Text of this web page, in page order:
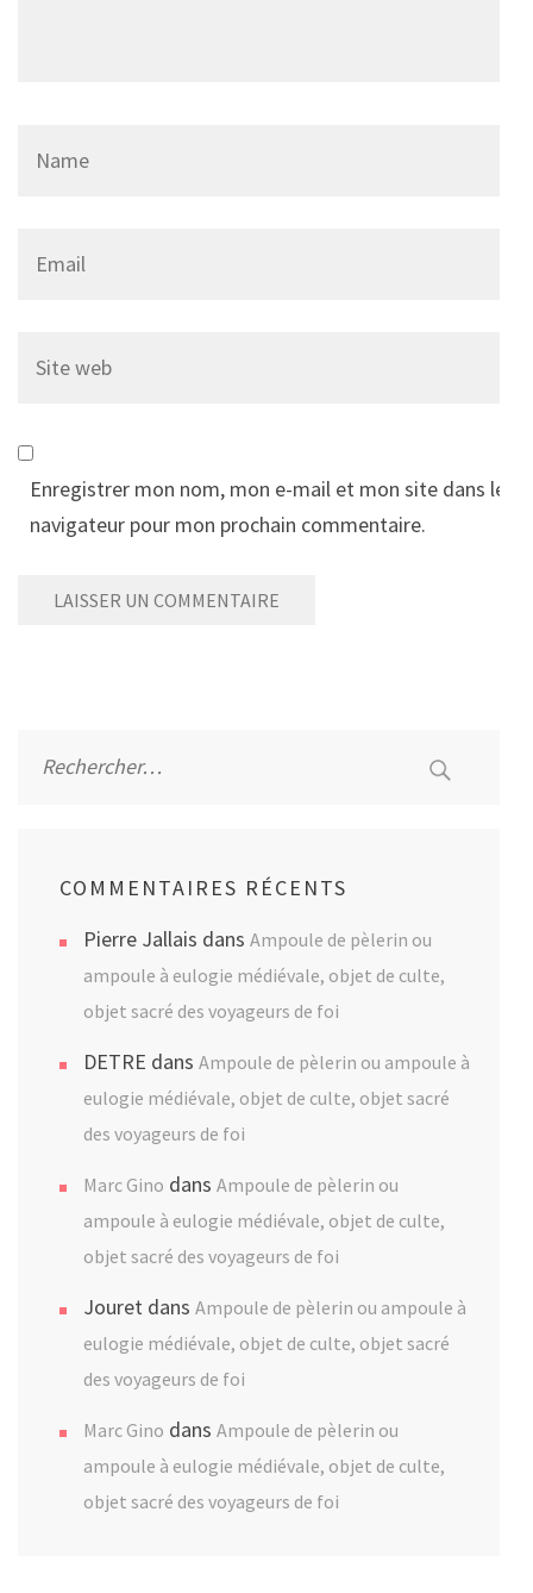
web
Enregistrer mon nom, mon e-mail et mon site dans le
navigateur pour mon prochain commentaire.
COMMENTAIRES RÉCENTS
Pierre Jallais dans Ampoule de pèlerin ou
ampoule à eulogie médiévale, objet de culte,
objet sacré des voyageurs de foi
DETRE dans Ampoule de pèlerin ou ampoule à
eulogie médiévale, objet de culte, objet sacré
des voyageurs de foi
Marc Gino dans Ampoule de pèlerin ou
ampoule à eulogie médiévale, objet de culte,
objet sacré des voyageurs de foi
Jouret dans Ampoule de pèlerin ou ampoule à
eulogie médiévale, objet de culte, objet sacré
des voyageurs de foi
Marc Gino dans Ampoule de pèlerin ou
ampoule à eulogie médiévale, objet de culte,
objet sacré des voyageurs de foi